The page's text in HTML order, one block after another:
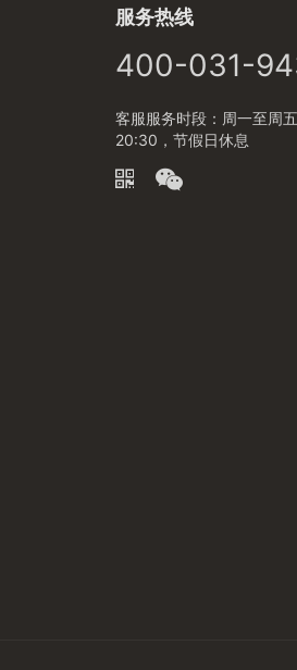
服务热线
400-031-
客服服务时段：周一至周
20:30，节假日休息